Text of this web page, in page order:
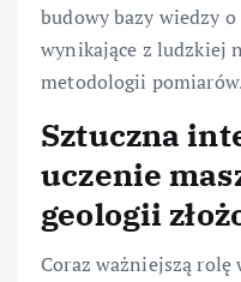
budowy bazy wiedzy
wynikające z ludzkiej
metodologii
Sztuczna
uczenie
geologii
Coraz ważniejszą rolę